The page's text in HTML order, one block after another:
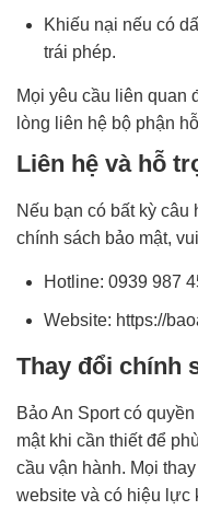
Khiếu nại nếu có
trái phép.
Mọi yêu cầu liên quan
lòng liên hệ bộ phận
Liên hệ và hỗ
Nếu bạn có bất kỳ câu
chính sách bảo mật,
Hotline: 0939 987
Website: https://
Thay đổi chính
Bảo An Sport có
mật khi cần thiết để
cầu vận hành. Mọi
website và có hiệu lực